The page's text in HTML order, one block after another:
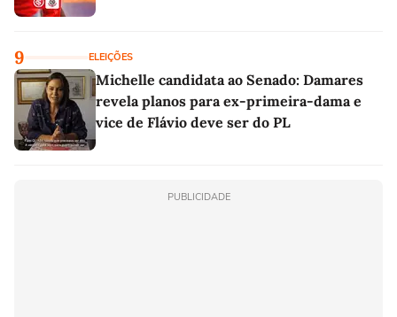
9 ELEIÇÕES
Michelle candidata ao Senado: Damares
revela planos para ex-primeira-dama e
vice de Flávio deve ser do PL
PUBLICIDADE